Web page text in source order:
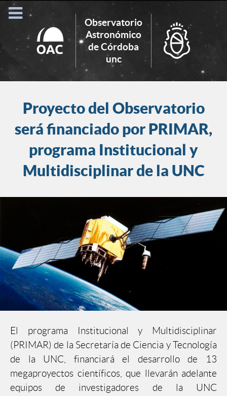
Observatorio
Astronómico
de Córdoba
unc
Search
for:
Proyecto del Observatorio
será financiado por PRIMAR,
programa Institucional y
Multidisciplinar de la UNC
El programa Institucional y Multidisciplinar
(PRIMAR) de la Secretaría de Ciencia y Tecnología
de la UNC, financiará el desarrollo de 13
megaproyectos científicos, que llevarán adelante
equipos de investigadores de la UNC